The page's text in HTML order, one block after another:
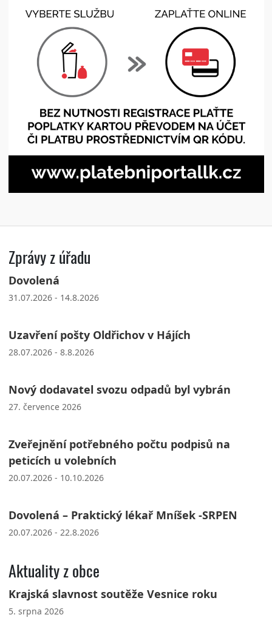
Zprávy z úřadu
Dovolená
31.07.2026 - 14.8.2026
Uzavření pošty Oldřichov v Hájích
28.07.2026 - 8.8.2026
Nový dodavatel svozu odpadů byl vybrán
27. července 2026
Zveřejnění potřebného počtu podpisů na
peticích u volebních
20.07.2026 - 10.10.2026
Dovolená – Praktický lékař Mníšek -SRPEN
20.07.2026 - 22.8.2026
Aktuality z obce
Krajská slavnost soutěže Vesnice roku
5. srpna 2026